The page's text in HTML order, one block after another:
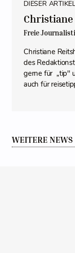
DIESER
Freie
Christiane
des
gerne für „tip"
auch für
WEITERE NEWS